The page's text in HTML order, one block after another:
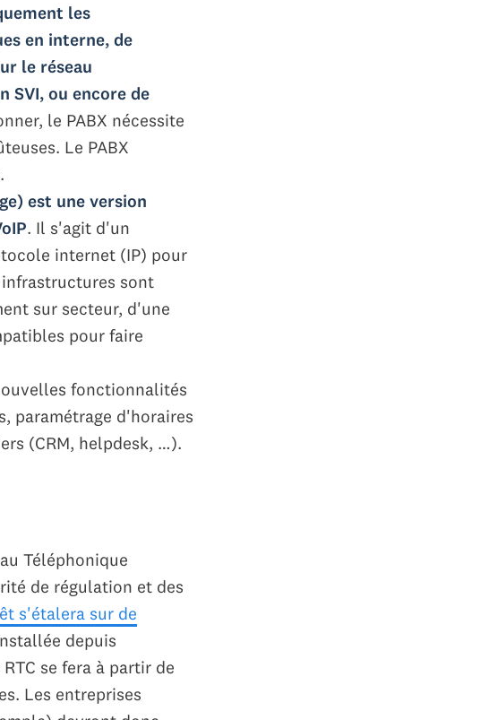
les
en interne, de
le réseau
SVI, ou encore de
le PABX nécessite
Le PABX
est une version
. Il s'agit d'un
internet (IP) pour
sont
sur secteur, d'une
pour faire
fonctionnalités
paramétrage d'horaires
(CRM, helpdesk, …).
Téléphonique
de régulation et des
s'étalera sur de
depuis
se fera à partir de
Les entreprises